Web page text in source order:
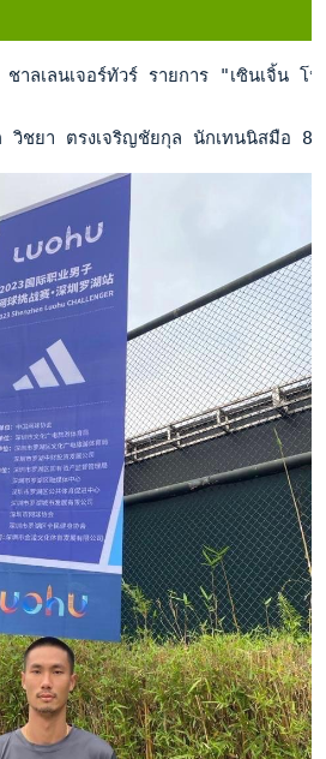
าลเลนเจอร์ทัวร์ รายการ "เซินเจิ้น
วิชยา ตรงเจริญชัยกุล นักเทนนิสมือ